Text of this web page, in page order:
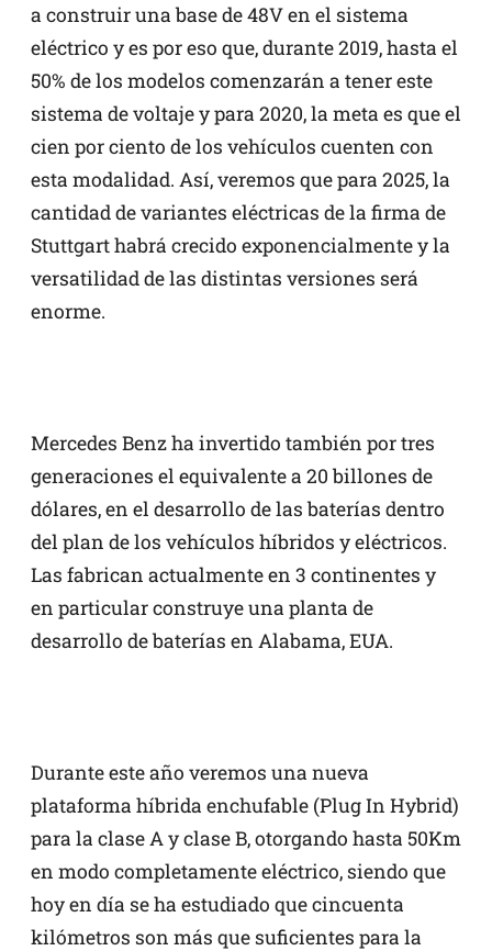
a construir una base de 48V en el sistema
eléctrico y es por eso que, durante 2019, hasta el
50% de los modelos comenzarán a tener este
sistema de voltaje y para 2020, la meta es que el
cien por ciento de los vehículos cuenten con
esta modalidad. Así, veremos que para 2025, la
cantidad de variantes eléctricas de la firma de
Stuttgart habrá crecido exponencialmente y la
versatilidad de las distintas versiones será
enorme.
Mercedes Benz ha invertido también por tres
generaciones el equivalente a 20 billones de
dólares, en el desarrollo de las baterías dentro
del plan de los vehículos híbridos y eléctricos.
Las fabrican actualmente en 3 continentes y
en particular construye una planta de
desarrollo de baterías en Alabama, EUA.
Durante este año veremos una nueva
plataforma híbrida enchufable (Plug In Hybrid)
para la clase A y clase B, otorgando hasta 50Km
en modo completamente eléctrico, siendo que
hoy en día se ha estudiado que cincuenta
kilómetros son más que suficientes para la